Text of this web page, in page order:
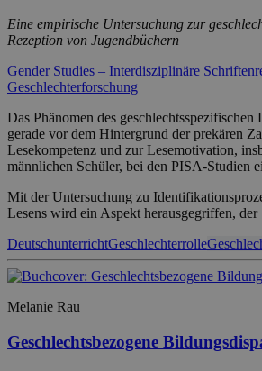
Eine empirische Untersuchung zur
Rezeption von Jugendbüchern
Gender Studies – Interdisziplinäre
Geschlechterforschung
Das Phänomen des geschlechtsspezifischen
gerade vor dem Hintergrund der prekären
Lesekompetenz und zur Lesemotivation,
männlichen Schüler, bei den PISA-Studien
Mit der Untersuchung zu
Lesens wird ein Aspekt herausgegriffen,
DeutschunterrichtGeschlechterrolle
Melanie Rau
Geschlechtsbezogene